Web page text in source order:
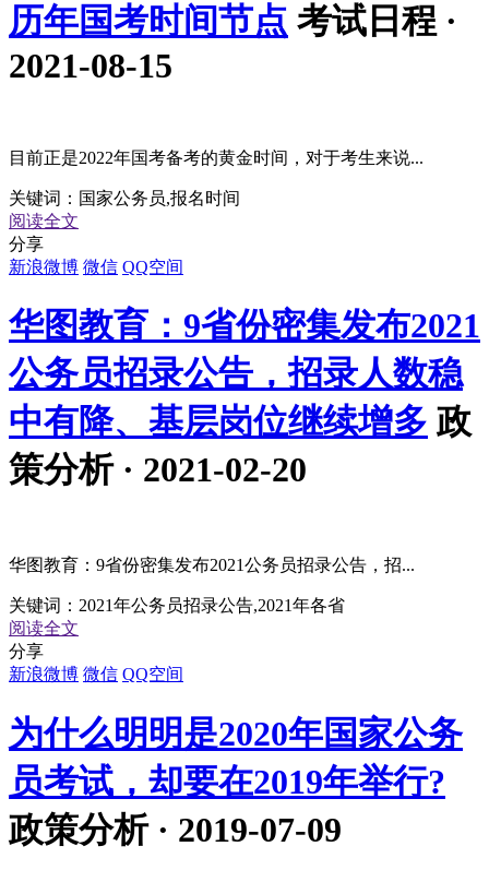
历年国考时间节点 考试日程 ·
2021-08-15
目前正是2022年国考备考的黄金时间，对于考生来说...
关键词： 国家公务员,报名时间
阅读全文
分享
新浪微博 微信 QQ空间
华图教育：9省份密集发布2021
公务员招录公告，招录人数稳
中有降、基层岗位继续增多 政
策分析 · 2021-02-20
华图教育：9省份密集发布2021公务员招录公告，招...
关键词： 2021年公务员招录公告,2021年各省
阅读全文
分享
新浪微博 微信 QQ空间
为什么明明是2020年国家公务
员考试，却要在2019年举行?
政策分析 · 2019-07-09